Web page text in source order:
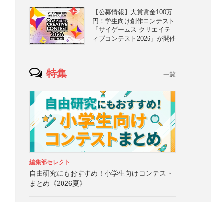
【公募情報】大賞賞金100万
円！学生向け創作コンテスト
「サイゲームス クリエイテ
ィブコンテスト2026」が開催
特集 一覧
編集部セレクト
自由研究にもおすすめ！小学生向けコンテスト
まとめ《2026夏》